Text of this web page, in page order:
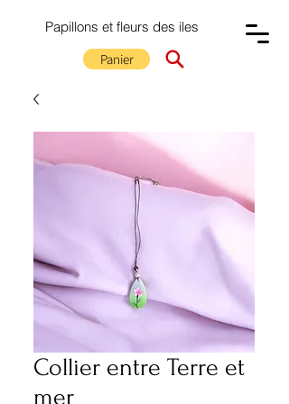
Papillons et fleurs des iles
Panier
Collier entre Terre et
mer